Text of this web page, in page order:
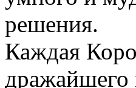
решения.
Каждая